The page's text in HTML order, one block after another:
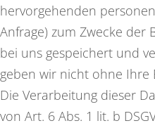
hervorgehenden
Anfrage) zum Zwecke der
bei uns gespeichert und
geben wir nicht ohne Ihre
Die Verarbeitung dieser
von Art. 6 Abs. 1 lit. b